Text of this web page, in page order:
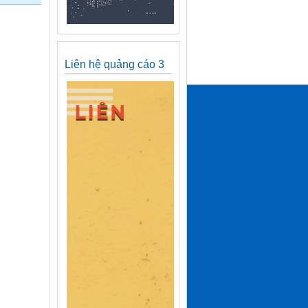
Liên hệ quảng cáo 3